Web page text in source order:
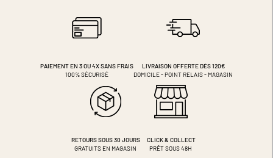
PAIEMENT EN 3 OU 4XSANS FRAIS
100% SÉCURISÉ
LIVRAISON OFFERTE DÈS 120€
DOMICILE - POINT RELAIS - MAGASIN
RETOURS SOUS 30 JOURS
GRATUITS EN MAGASIN
CLICK & COLLECT
PRÊT SOUS 48H